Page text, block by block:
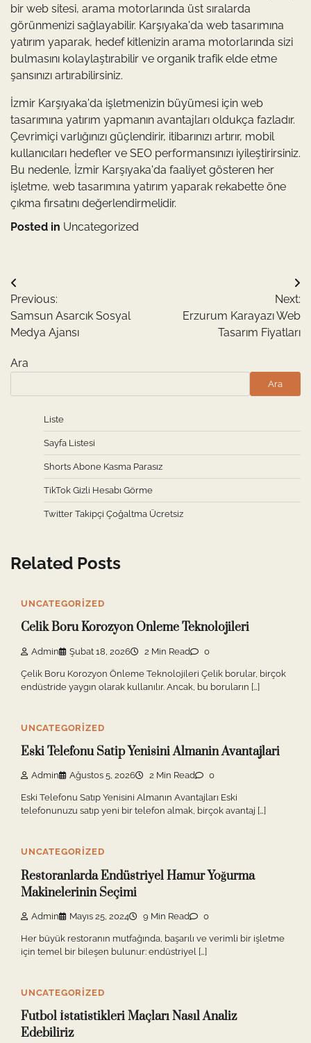
bir web sitesi, arama motorlarında üst sıralarda
görünmenizi sağlayabilir. Karşıyaka'da web tasarımına
yatırım yaparak, hedef kitlenizin arama motorlarında sizi
bulmasını kolaylaştırabilir ve organik trafik elde etme
şansınızı artırabilirsiniz.
İzmir Karşıyaka'da işletmenizin büyümesi için web
tasarımına yatırım yapmanın avantajları oldukça fazladır.
Çevrimiçi varlığınızı güçlendirir, itibarınızı artırır, mobil
kullanıcıları hedefler ve SEO performansınızı iyileştirirsiniz.
Bu nedenle, İzmir Karşıyaka'da faaliyet gösteren her
işletme, web tasarımına yatırım yaparak rekabette öne
çıkma fırsatını değerlendirmelidir.
Posted in Uncategorized
Yazı
gezinmesi
Previous:
Samsun Asarcık Sosyal
Medya Ajansı
Next:
Erzurum Karayazı Web
Tasarım Fiyatları
Ara
Ara
Liste
Sayfa Listesi
Shorts Abone Kasma Parasız
TikTok Gizli Hesabı Görme
Twitter Takipçi Çoğaltma Ücretsiz
Related Posts
UNCATEGORIZED
Celik Boru Korozyon Onleme Teknolojileri
Admin Şubat 18, 2026 2 Min Read 0
Çelik Boru Korozyon Önleme Teknolojileri Çelik borular, birçok
endüstride yaygın olarak kullanılır. Ancak, bu boruların […]
UNCATEGORIZED
Eski Telefonu Satip Yenisini Almanin Avantajlari
Admin Ağustos 5, 2026 2 Min Read 0
Eski Telefonu Satıp Yenisini Almanın Avantajları Eski
telefonunuzu satıp yeni bir telefon almak, birçok avantaj […]
UNCATEGORIZED
Restoranlarda Endüstriyel Hamur Yoğurma
Makinelerinin Seçimi
Admin Mayıs 25, 2024 9 Min Read 0
Her büyük restoranın mutfağında, başarılı ve verimli bir işletme
için temel bir bileşen bulunur: endüstriyel […]
UNCATEGORIZED
Futbol İstatistikleri Maçları Nasıl Analiz
Edebiliriz